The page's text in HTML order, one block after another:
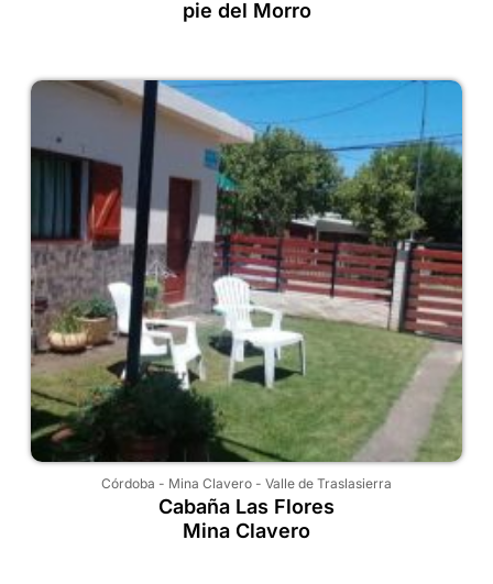
pie del Morro
Córdoba - Mina Clavero - Valle de Traslasierra
Cabaña Las Flores
Mina Clavero